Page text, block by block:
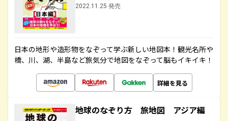
2022.11.25 発売
日本の地形や造形物をなぞって学ぶ新しい地図本！観光名所や
橋、川、湖、半島など旅気分で地図をなぞって脳もイキイキ！
詳細を見る
地球のなぞり方 旅地図 アジア編